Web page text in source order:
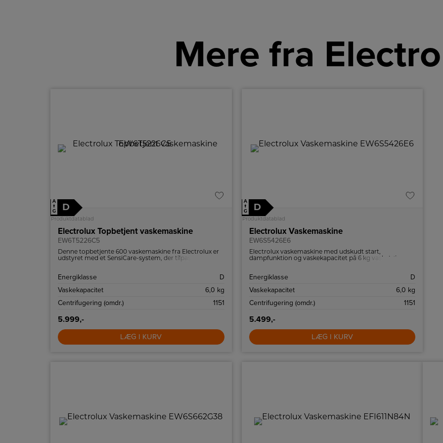
Mere fra
A
↑
G
D
Produktdatablad
Electrolux Topbetjent vaskemaskine
EW6T5226C5
Denne topbetjente 600 vaskemaskine fra Electrolux er
udstyret med et SensiCare-system, der tilpasser
Energiklasse
D
Vaskekapacitet
6,0 kg
Centrifugering (omdr.)
1151
5.999,-
LÆG I KURV
A
↑
G
D
Produktdatablad
Electrolux Vaskemaskine
EW6S5426E6
Electrolux vaskemaskine med udskudt start,
dampfunktion og vaskekapacitet på 6 kg vasketøj.
Energiklasse
D
Vaskekapacitet
6,0 kg
Centrifugering (omdr.)
1151
5.499,-
LÆG I KURV